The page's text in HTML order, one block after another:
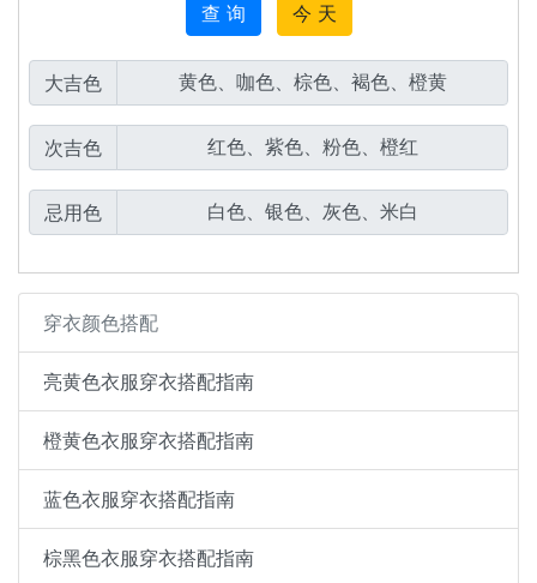
查 询 今 天
大吉色
次吉色
忌用色
穿衣颜色搭配
亮黄色衣服穿衣搭配指南
橙黄色衣服穿衣搭配指南
蓝色衣服穿衣搭配指南
棕黑色衣服穿衣搭配指南